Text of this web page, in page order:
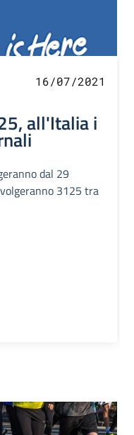
16/07/2021
all'Italia i
dal 29
3125 tra